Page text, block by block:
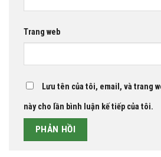
Trang web
Lưu tên của tôi, email, và trang
này cho lần bình luận kế tiếp của tôi.